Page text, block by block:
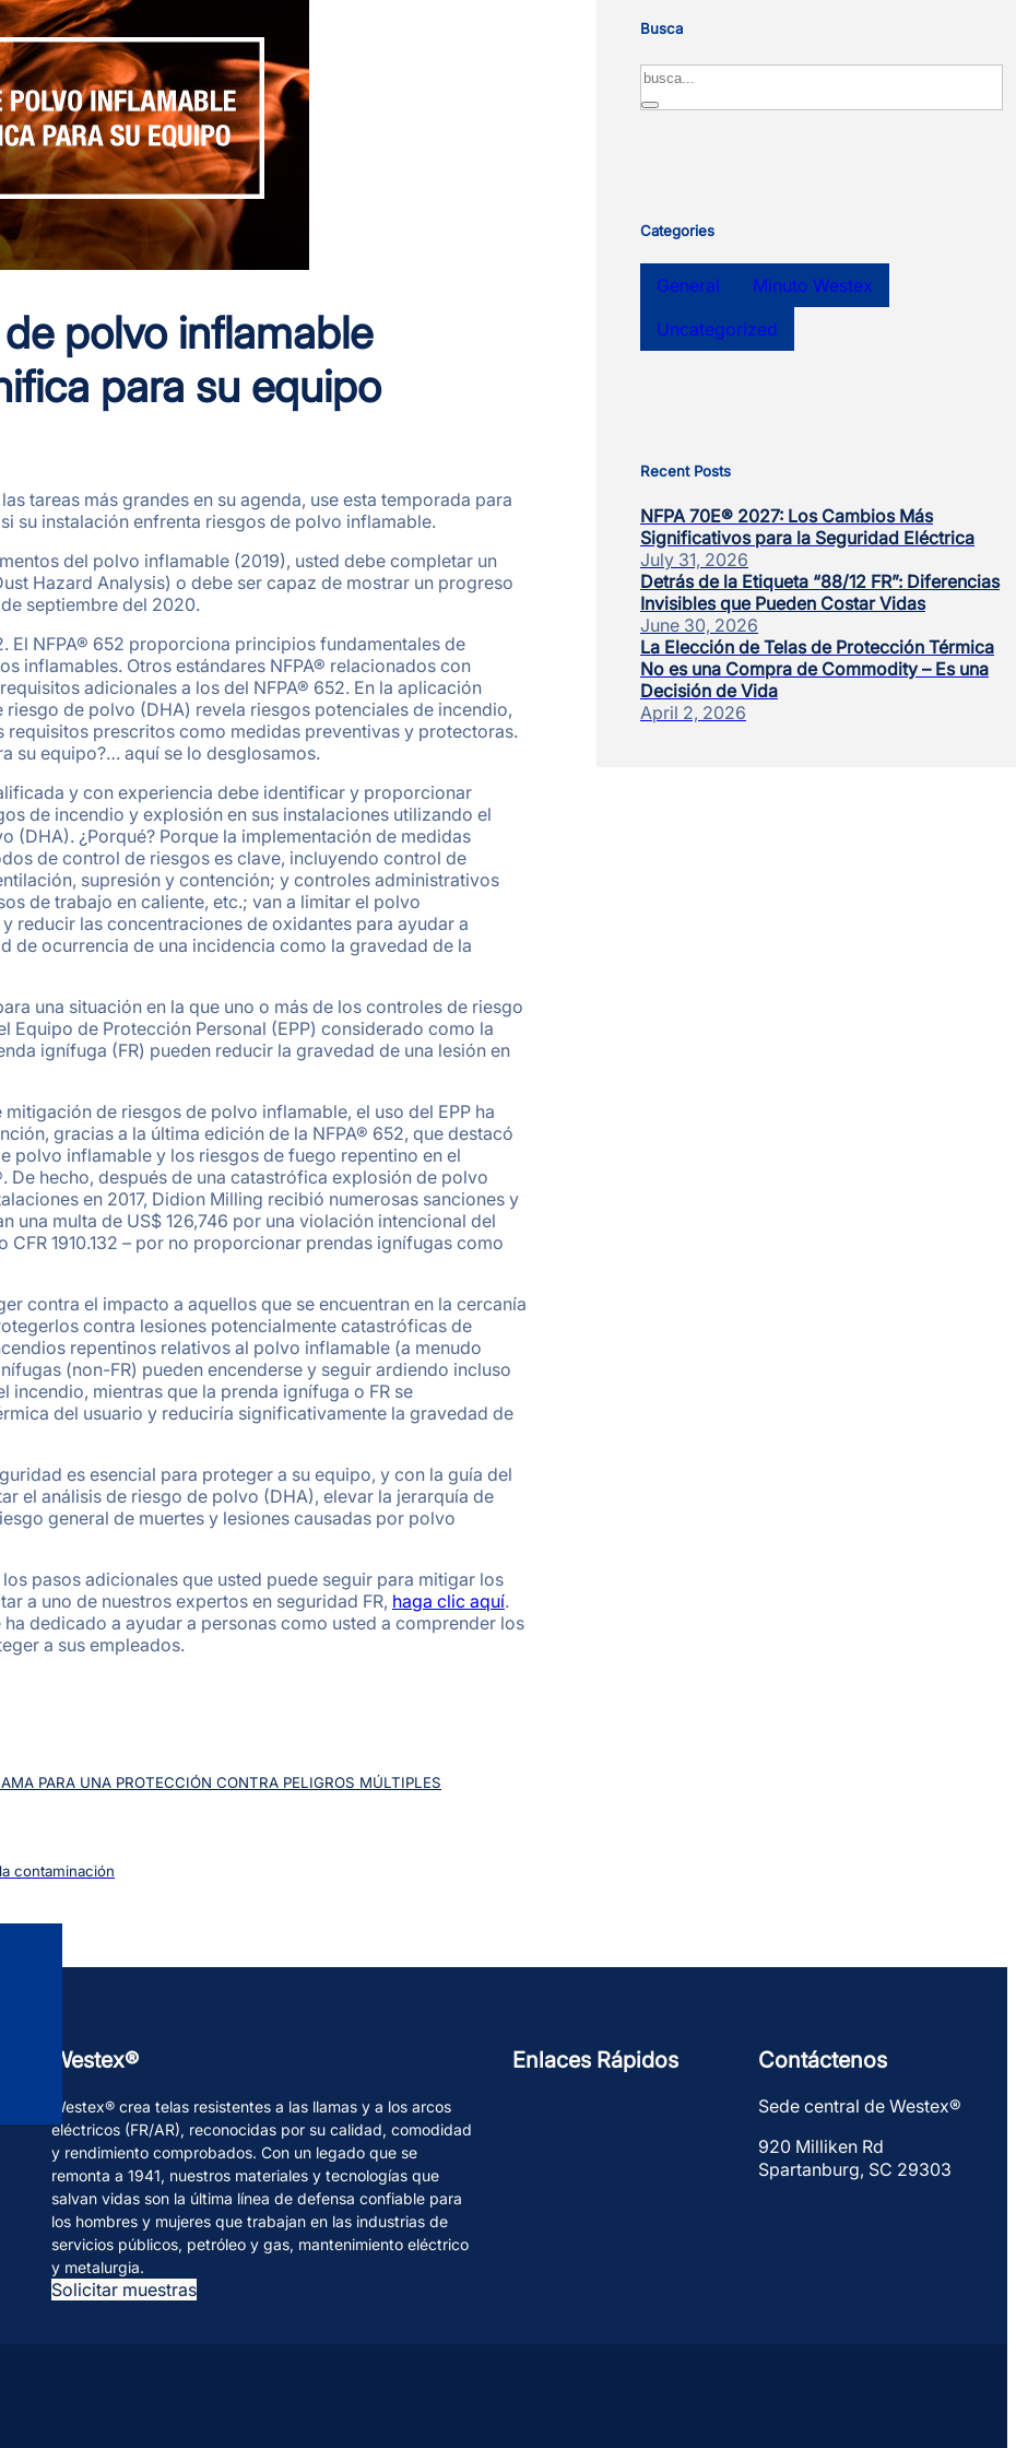
polvo inflamable
para su equipo
tareas más grandes en su agenda, use esta temporada para
su instalación enfrenta riesgos de polvo inflamable.
del polvo inflamable (2019), usted debe completar un
Hazard Analysis) o debe ser capaz de mostrar un progreso
septiembre del 2020.
El NFPA® 652 proporciona principios fundamentales de
inflamables. Otros estándares NFPA® relacionados con
adicionales a los del NFPA® 652. En la aplicación
de polvo (DHA) revela riesgos potenciales de incendio,
prescritos como medidas preventivas y protectoras.
su equipo?… aquí se lo desglosamos.
y con experiencia debe identificar y proporcionar
de incendio y explosión en sus instalaciones utilizando el
(DHA). ¿Porqué? Porque la implementación de medidas
de control de riesgos es clave, incluyendo control de
supresión y contención; y controles administrativos
de trabajo en caliente, etc.; van a limitar el polvo
reducir las concentraciones de oxidantes para ayudar a
de ocurrencia de una incidencia como la gravedad de la
una situación en la que uno o más de los controles de riesgo
Equipo de Protección Personal (EPP) considerado como la
ignífuga (FR) pueden reducir la gravedad de una lesión en
de riesgos de polvo inflamable, el uso del EPP ha
gracias a la última edición de la NFPA® 652, que destacó
polvo inflamable y los riesgos de fuego repentino en el
De hecho, después de una catastrófica explosión de polvo
en 2017, Didion Milling recibió numerosas sanciones y
una multa de US$ 126,746 por una violación intencional del
1910.132 – por no proporcionar prendas ignífugas como
contra el impacto a aquellos que se encuentran en la cercanía
contra lesiones potencialmente catastróficas de
repentinos relativos al polvo inflamable (a menudo
(non-FR) pueden encenderse y seguir ardiendo incluso
incendio, mientras que la prenda ignífuga o FR se
del usuario y reduciría significativamente la gravedad de
es esencial para proteger a su equipo, y con la guía del
el análisis de riesgo de polvo (DHA), elevar la jerarquía de
general de muertes y lesiones causadas por polvo
pasos adicionales que usted puede seguir para mitigar los
a uno de nuestros expertos en seguridad FR, haga clic aquí.
dedicado a ayudar a personas como usted a comprender los
a sus empleados.
Busca
Search
Categories
General
Minuto Westex
Uncategorized
Recent Posts
NFPA 70E® 2027: Los Cambios Más
Significativos para la Seguridad Eléctrica
July 31, 2026
Detrás de la Etiqueta “88/12 FR”: Diferencias
Invisibles que Pueden Costar Vidas
June 30, 2026
La Elección de Telas de Protección Térmica
No es una Compra de Commodity – Es una
Decisión de Vida
April 2, 2026
PARA UNA PROTECCIÓN CONTRA PELIGROS MÚLTIPLES
contaminación
Westex®
Westex® crea telas resistentes a las llamas y a los arcos
eléctricos (FR/AR), reconocidas por su calidad, comodidad
y rendimiento comprobados. Con un legado que se
remonta a 1941, nuestros materiales y tecnologías que
salvan vidas son la última línea de defensa confiable para
los hombres y mujeres que trabajan en las industrias de
servicios públicos, petróleo y gas, mantenimiento eléctrico
y metalurgia.
Solicitar muestras
Enlaces Rápidos Contáctenos
Sede central de Westex®
920 Milliken Rd
Spartanburg, SC 29303